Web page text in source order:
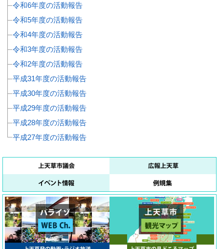
令和6年度の活動報告
令和5年度の活動報告
令和4年度の活動報告
令和3年度の活動報告
令和2年度の活動報告
平成31年度の活動報告
平成30年度の活動報告
平成29年度の活動報告
平成28年度の活動報告
平成27年度の活動報告